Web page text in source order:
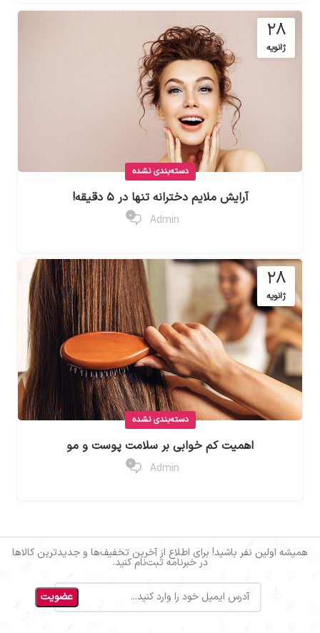
28
ژانویه
دسته‌بندی نشده
آرایش ملایم دخترانه تنها در ۵ دقیقه!
Admin
0
28
ژانویه
دسته‌بندی نشده
اهمیت کم خوابی بر سلامت پوست و مو
Admin
0
همیشه اولین نفر باشید! برای اطلاع از آخرین تخفیف‌ها و جدیدترین کالاها
در خبرنامه ثبت‌نام کنید.